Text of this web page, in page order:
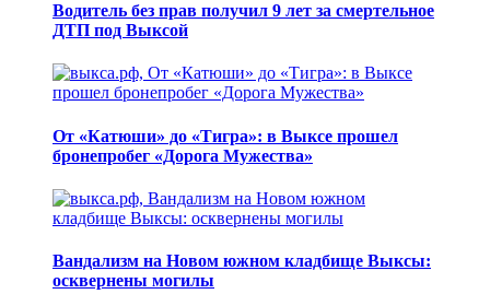
Водитель без прав получил 9 лет за смертельное
ДТП под Выксой
От «Катюши» до «Тигра»: в Выксе прошел
бронепробег «Дорога Мужества»
Вандализм на Новом южном кладбище Выксы:
осквернены могилы